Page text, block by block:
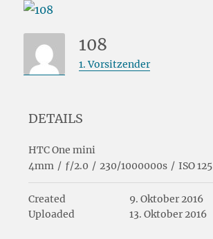
108
1. Vorsitzender
DETAILS
HTC One mini
4mm / ƒ/2.0 / 230/1000000s / ISO 125
Created
9. Oktober 2016
Uploaded
13. Oktober 2016